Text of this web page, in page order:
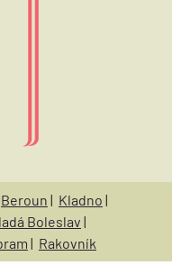
Beroun | Kladno |
Boleslav |
| Rakovník